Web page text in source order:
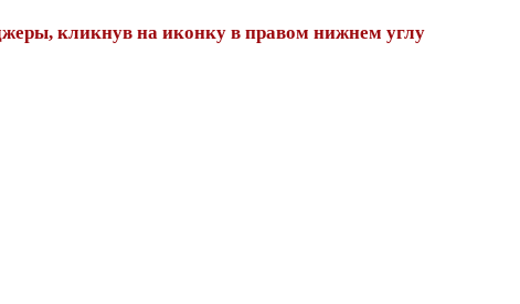
кликнув на иконку в правом нижнем углу